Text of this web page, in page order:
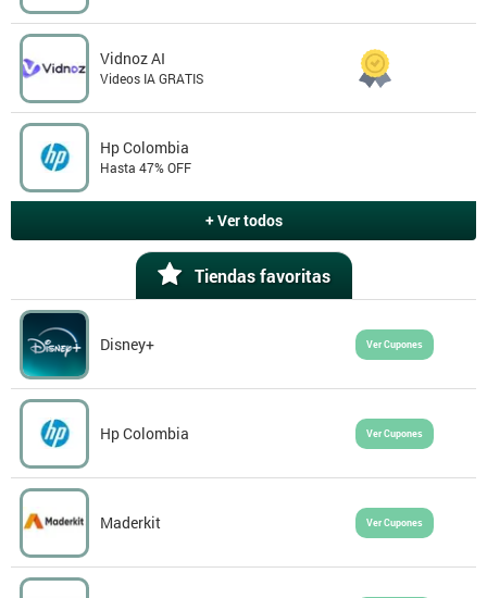
Vidnoz AI
Videos IA GRATIS
Hp Colombia
Hasta 47% OFF
+ Ver todos
Tiendas favoritas
Disney+ Ver Cupones
Hp Colombia Ver Cupones
Maderkit Ver Cupones